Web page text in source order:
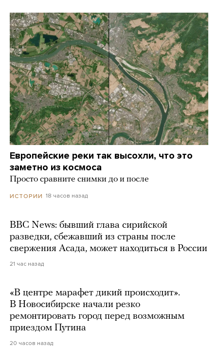
Европейские реки так высохли, что это
заметно из космоса
Просто сравните снимки до и после
ИСТОРИИ 18 часов назад
BBC News: бывший глава сирийской
разведки, сбежавший из страны после
свержения Асада, может находиться в России
21 час назад
«В центре марафет дикий происходит».
В Новосибирске начали резко
ремонтировать город перед возможным
приездом Путина
20 часов назад